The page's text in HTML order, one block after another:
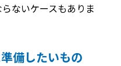
ないケースもありま
備したいもの